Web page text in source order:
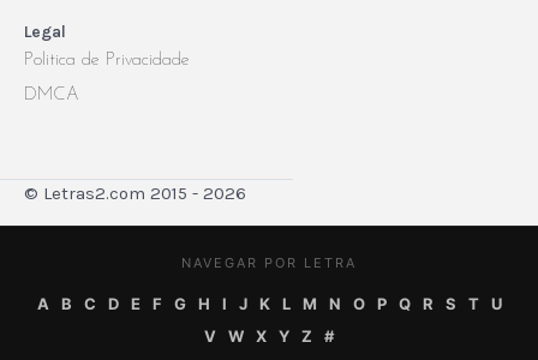
Legal
Politica de Privacidade
DMCA
© Letras2.com 2015 - 2026
NAVEGAR POR LETRA
A B C D E F G H I J K L M N O P Q R S T
U
V
W X Y Z #